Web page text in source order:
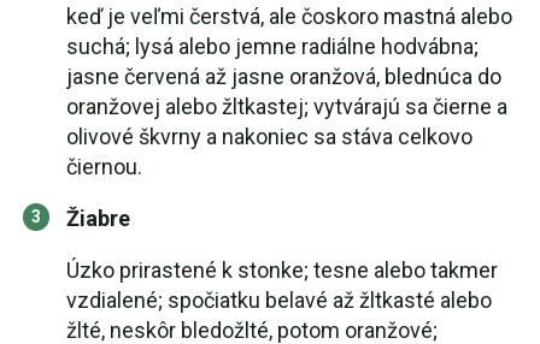
keď je veľmi čerstvá, ale čoskoro mastná alebo
suchá; lysá alebo jemne radiálne hodvábna;
jasne červená až jasne oranžová, blednúca do
oranžovej alebo žltkastej; vytvárajú sa čierne a
olivové škvrny a nakoniec sa stáva celkovo
čiernou.
Žiabre
Úzko prirastené k stonke; tesne alebo takmer
vzdialené; spočiatku belavé až žltkasté alebo
žlté, neskôr bledožlté, potom oranžové;